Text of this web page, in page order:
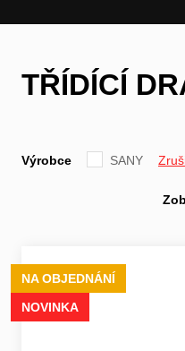
TŘÍDÍCÍ
Výrobce SANY
NA OBJEDNÁNÍ
NOVINKA